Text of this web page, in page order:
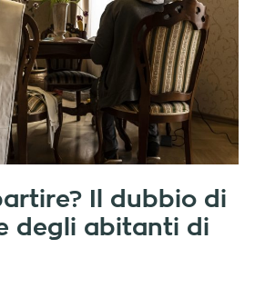
Il dubbio di
degli abitanti di